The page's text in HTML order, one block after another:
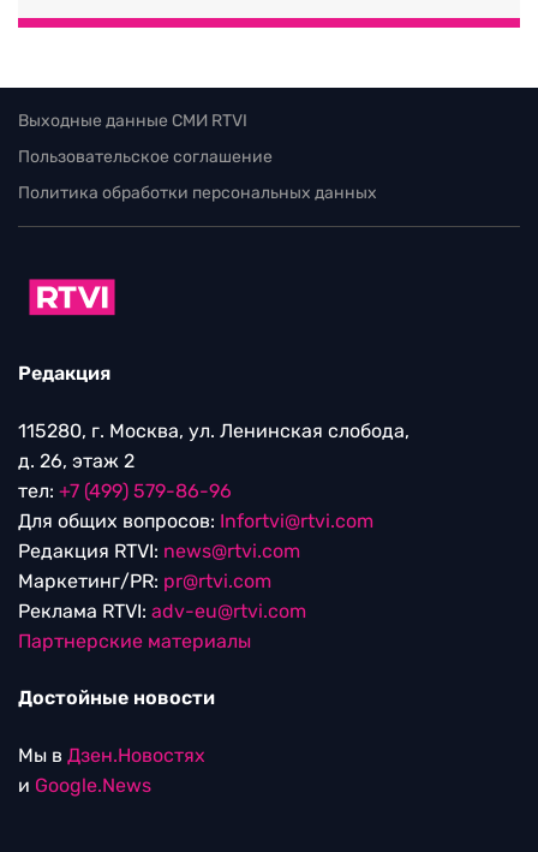
Выходные данные СМИ RTVI
Пользовательское соглашение
Политика обработки персональных данных
Редакция
115280, г. Москва, ул. Ленинская слобода,
д. 26, этаж 2
тел: +7 (499) 579-86-96
Для общих вопросов: Infortvi@rtvi.com
Редакция RTVI: news@rtvi.com
Маркетинг/PR: pr@rtvi.com
Реклама RTVI: adv-eu@rtvi.com
Партнерские материалы
Достойные новости
Мы в Дзен.Новостях
и Google.News